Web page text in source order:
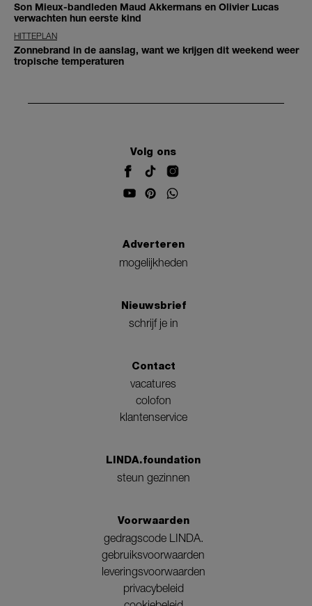
Son Mieux-bandleden Maud Akkermans en Olivier Lucas
verwachten hun eerste kind
HITTEPLAN
Zonnebrand in de aanslag, want we krijgen dit weekend weer
tropische temperaturen
Volg ons
Adverteren
mogelijkheden
Nieuwsbrief
schrijf je in
Contact
vacatures
colofon
klantenservice
LINDA.foundation
steun gezinnen
Voorwaarden
gedragscode LINDA.
gebruiksvoorwaarden
leveringsvoorwaarden
privacybeleid